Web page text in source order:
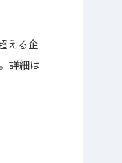
える企
詳細は